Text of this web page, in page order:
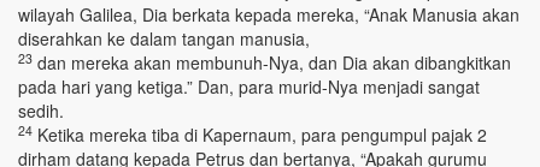
wilayah Galilea, Dia berkata kepada mereka, “Anak Manusia akan
diserahkan ke dalam tangan manusia,
23 dan mereka akan membunuh-Nya, dan Dia akan dibangkitkan
pada hari yang ketiga.” Dan, para murid-Nya menjadi sangat
sedih.
24 Ketika mereka tiba di Kapernaum, para pengumpul pajak 2
dirham datang kepada Petrus dan bertanya, “Apakah gurumu